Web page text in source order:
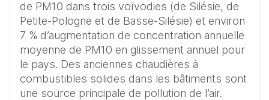
de PM10 dans trois voïvodies (de Silésie, de
Petite-Pologne et de Basse-Silésie) et environ
7 % d’augmentation de concentration annuelle
moyenne de PM10 en glissement annuel pour
le pays. Des anciennes chaudières à
combustibles solides dans les bâtiments sont
une source principale de pollution de l’air.